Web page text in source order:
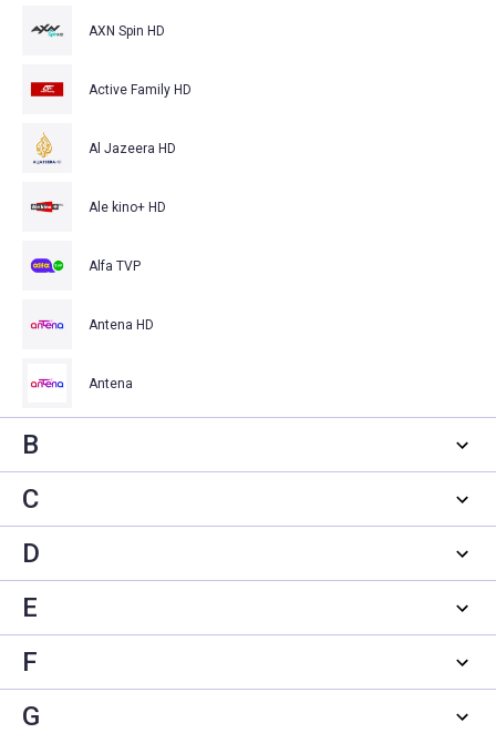
AXN Spin HD
Active Family HD
Al Jazeera HD
Ale kino+ HD
Alfa TVP
Antena HD
Antena
B
C
D
E
F
G